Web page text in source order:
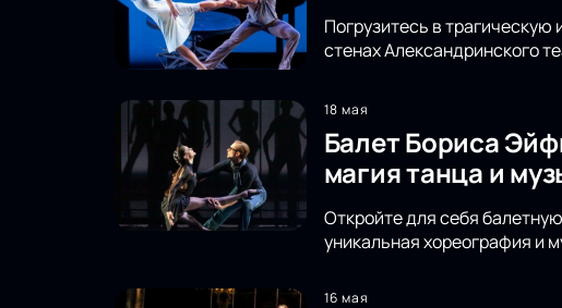
Погрузитесь в
стенах Александринского
18 мая
Балет Бориса
магия танца и
Откройте для себя
уникальная хореография и
16 мая